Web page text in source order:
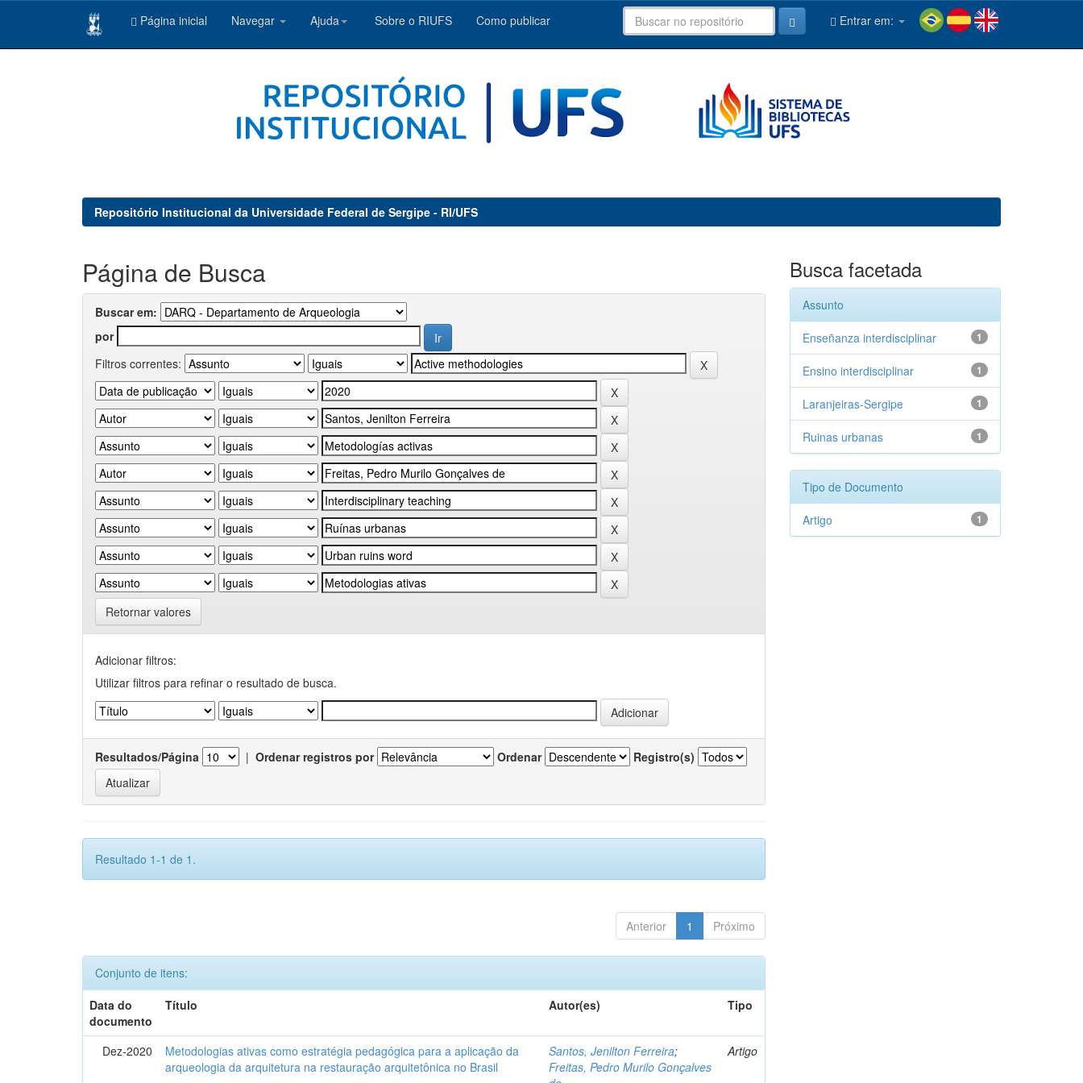
Página inicial Navegar Ajuda Sobre o RIUFS Como publicar Entrar em:
Repositório Institucional da Universidade Federal de Sergipe - RI/UFS
Página de Busca
Buscar em:
por
Filtros correntes:
Retornar valores
Adicionar filtros:
Utilizar filtros para refinar o resultado de busca.
Resultados/Página | Ordenar registros por Ordenar Registro(s)
Resultado 1-1 de 1.
Anterior 1 Próximo
Conjunto de itens:
Data do
documento
Título Autor(es) Tipo
Dez-2020
Metodologias ativas como estratégia pedagógica para a aplicação da
arqueologia da arquitetura na restauração arquitetônica no Brasil
Santos, Jenilton Ferreira;
Freitas, Pedro Murilo Gonçalves
Artigo
Busca facetada
Assunto
1
Enseñanza interdisciplinar
1
Ensino interdisciplinar
1
Laranjeiras-Sergipe
1
Ruinas urbanas
Tipo de Documento
1
Artigo